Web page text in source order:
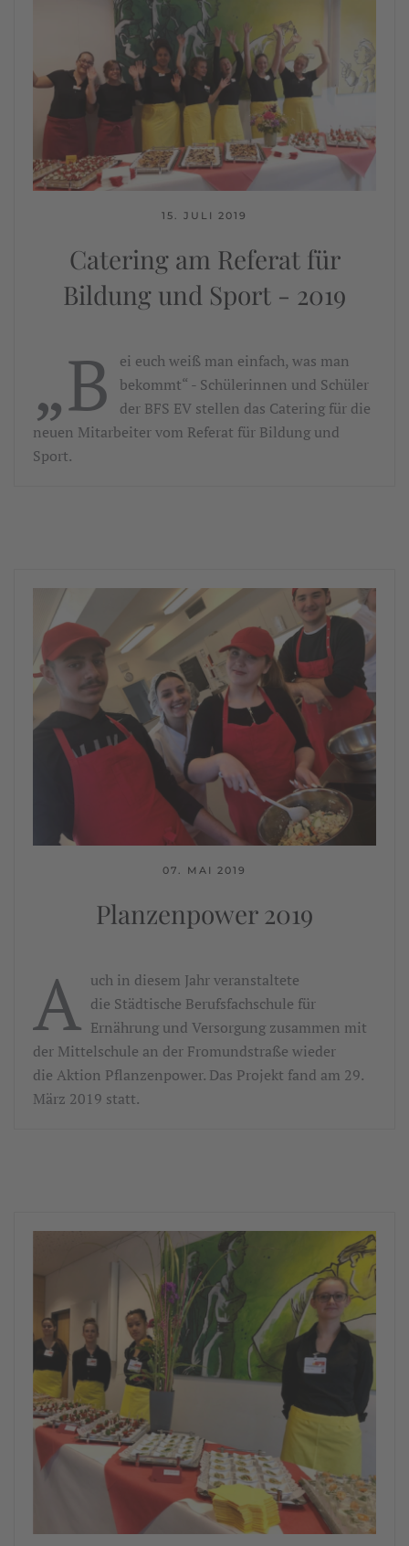
15. JULI 2019
Catering am Referat für
Bildung und Sport - 2019
„B
ei euch weiß man einfach, was man
bekommt“ - Schülerinnen und Schüler
der BFS EV stellen das Catering für die
neuen Mitarbeiter vom Referat für Bildung und
Sport.
07. MAI 2019
Planzenpower 2019
A uch in diesem Jahr veranstaltete
die Städtische Berufsfachschule für
Ernährung und Versorgung zusammen mit
der Mittelschule an der Fromundstraße wieder
die Aktion Pflanzenpower. Das Projekt fand am 29.
März 2019 statt.